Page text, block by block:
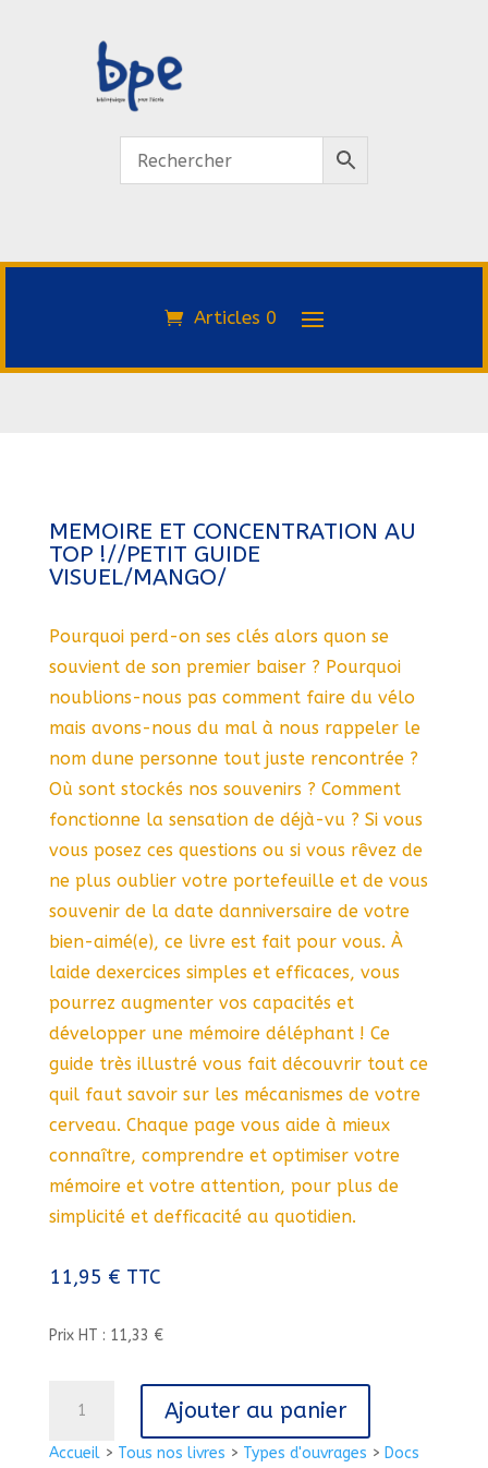
Articles 0
Accueil> Tous nos livres > Types d'ouvrages > Docs
MEMOIRE ET CONCENTRATION AU
TOP !//PETIT GUIDE
VISUEL/MANGO/
Pourquoi perd-on ses clés alors quon se
souvient de son premier baiser ? Pourquoi
noublions-nous pas comment faire du vélo
mais avons-nous du mal à nous rappeler le
nom dune personne tout juste rencontrée ?
Où sont stockés nos souvenirs ? Comment
fonctionne la sensation de déjà-vu ? Si vous
vous posez ces questions ou si vous rêvez de
ne plus oublier votre portefeuille et de vous
souvenir de la date danniversaire de votre
bien-aimé(e), ce livre est fait pour vous. À
laide dexercices simples et efficaces, vous
pourrez augmenter vos capacités et
développer une mémoire déléphant ! Ce
guide très illustré vous fait découvrir tout ce
quil faut savoir sur les mécanismes de votre
cerveau. Chaque page vous aide à mieux
connaître, comprendre et optimiser votre
mémoire et votre attention, pour plus de
simplicité et defficacité au quotidien.
11,95 € TTC
Prix HT : 11,33 €
MEMOIRE
Ajouter au panier